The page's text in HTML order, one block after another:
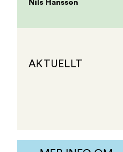
Nils Hansson
AKTUELLT